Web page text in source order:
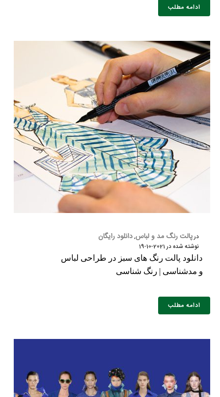
ادامه مطلب
درپالت رنگ مد و لباس,دانلود رایگان
نوشته شده در2021-10-19
دانلود پالت رنگ های سبز در طراحی لباس
و مدشناسی | رنگ شناسی
ادامه مطلب
نام و نام خانوادگی :
تلفن همراه : *
شماره واتس‌اپ : *